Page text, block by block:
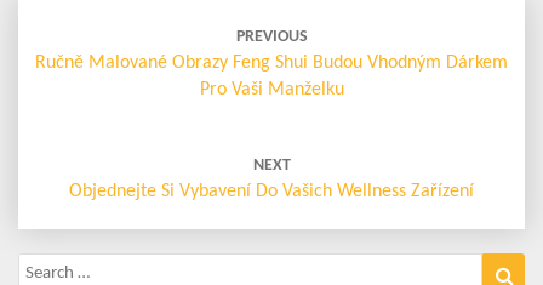
PREVIOUS
Ručně Malované Obrazy Feng Shui Budou Vhodným Dárkem
Pro Vaši Manželku
NEXT
Objednejte Si Vybavení Do Vašich Wellness Zařízení
Search